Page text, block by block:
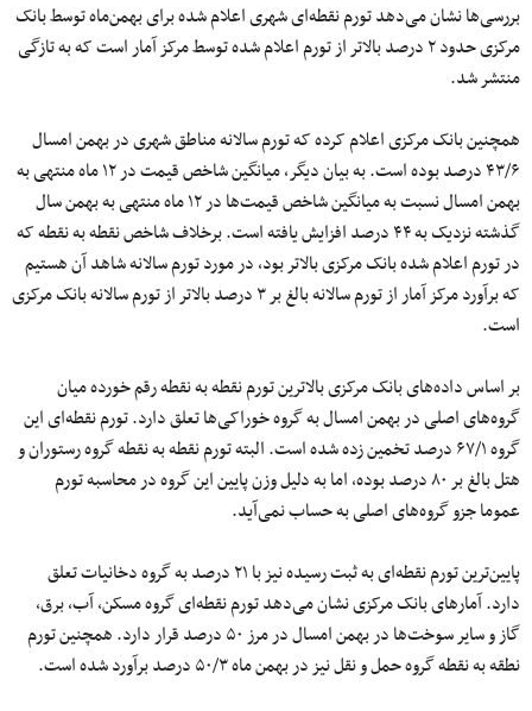
بررسی‌ها نشان می‌دهد تورم نقطه‌ای شهری اعلام شده برای بهمن‌ماه توسط بانک
مرکزی حدود ۲ درصد بالاتر از تورم اعلام‌ شده توسط مرکز آمار است که به تازگی
منتشر شد.
همچنین بانک مرکزی اعلام کرده که تورم سالانه مناطق شهری در بهمن امسال
۴۳/۶ درصد بوده است. به بیان دیگر، میانگین شاخص قیمت در ۱۲ ماه منتهی به
بهمن امسال نسبت به میانگین شاخص قیمت‌ها در ۱۲ ماه منتهی به بهمن سال
گذشته نزدیک به ۴۴ درصد افزایش یافته است. برخلاف شاخص نقطه به نقطه که
در تورم اعلام شده بانک مرکزی بالاتر بود، در مورد تورم سالانه شاهد آن هستیم
که برآورد مرکز آمار از تورم سالانه بالغ بر ۳ درصد بالاتر از تورم سالانه بانک مرکزی
است.
بر اساس داده‌های بانک مرکزی بالاترین تورم نقطه به نقطه رقم خورده میان
گروه‌های اصلی در بهمن امسال به گروه خوراکی‌ها تعلق دارد. تورم نقطه‌ای این
گروه ۶۷/۱ درصد تخمین زده شده است. البته تورم نقطه به نقطه گروه رستوران و
هتل بالغ بر ۸۰ درصد بوده، اما به دلیل وزن پایین این گروه در محاسبه تورم
عموما جزو گروه‌های اصلی به حساب نمی‌آید.
پایین‌ترین تورم نقطه‌ای به ثبت رسیده نیز با ۲۱ درصد به گروه دخانیات تعلق
دارد. آمارهای بانک مرکزی نشان می‌دهد تورم نقطه‌ای گروه مسکن، آب، برق،
گاز و سایر سوخت‌ها در بهمن امسال در مرز ۵۰ درصد قرار دارد. همچنین تورم
نطقه به نقطه گروه حمل و نقل نیز در بهمن ماه ۵۰/۳ درصد برآورد شده است.